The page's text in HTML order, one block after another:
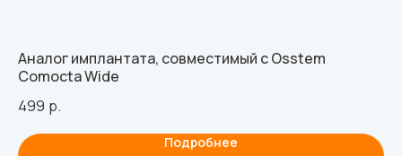
Аналог имплантата, совместимый с Osstem
Comocta Wide
499 р.
Подробнее